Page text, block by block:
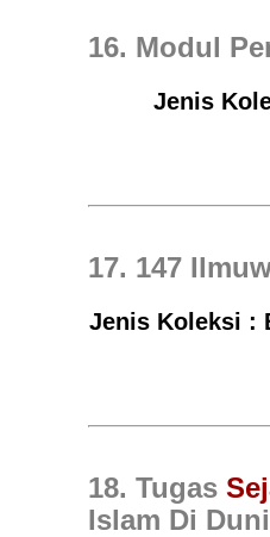
16. Modul
Jenis
17. 147
Jenis Koleksi :
18. Tugas
Islam Di